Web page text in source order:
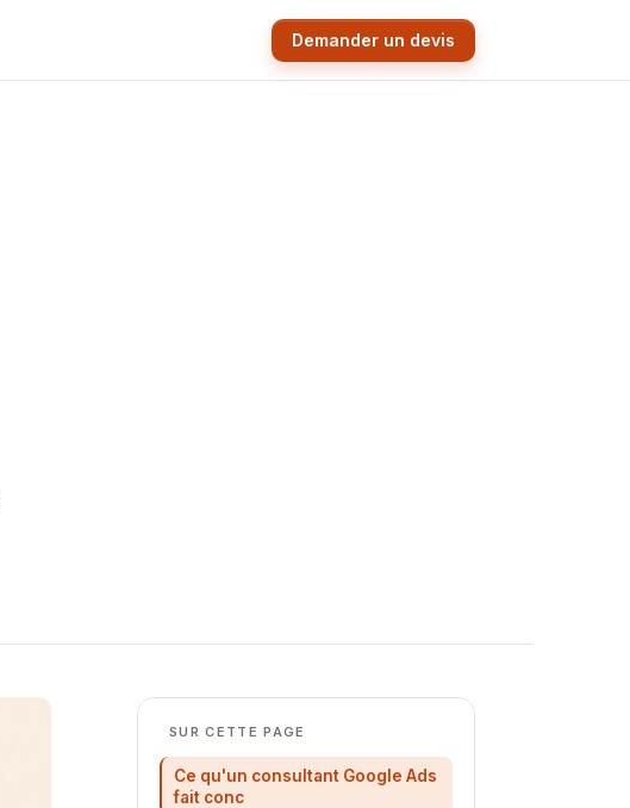
Demander un devis
SUR CETTE PAGE
Ce qu'un consultant Google Ads
fait conc